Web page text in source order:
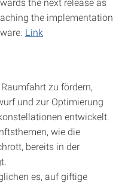
the implementation
Link
zu fördern,
und zur Optimierung
entwickelt.
wie die
bereits in der
es, auf giftige